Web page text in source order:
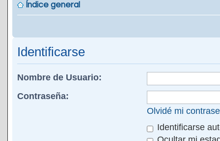
Índice general
Identificarse
Nombre de Usuario:
Contraseña:
Olvidé mi
Identificarse